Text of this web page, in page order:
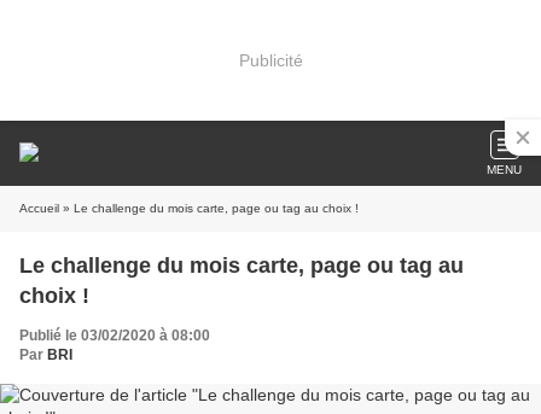
Publicité
MENU
Accueil » Le challenge du mois carte, page ou tag au choix !
Le challenge du mois carte, page ou tag au
choix !
Publié le 03/02/2020 à 08:00
Par BRI